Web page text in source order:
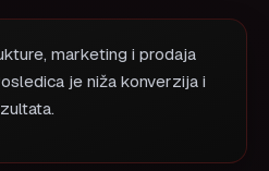
marketing i prodaja
je niža konverzija i